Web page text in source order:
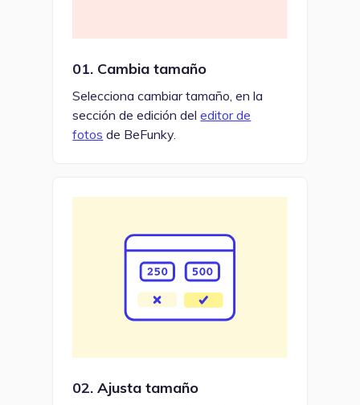
01. Cambia tamaño
Selecciona cambiar tamaño, en la
sección de edición deleditor de
fotos de BeFunky.
02. Ajusta tamaño